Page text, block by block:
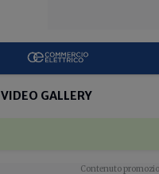
VIDEO GALLERY